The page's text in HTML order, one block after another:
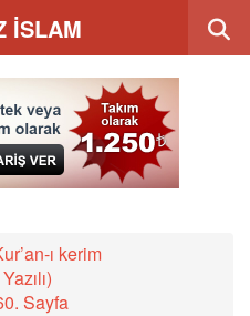
İSLAM
ı kerim
Sayfa